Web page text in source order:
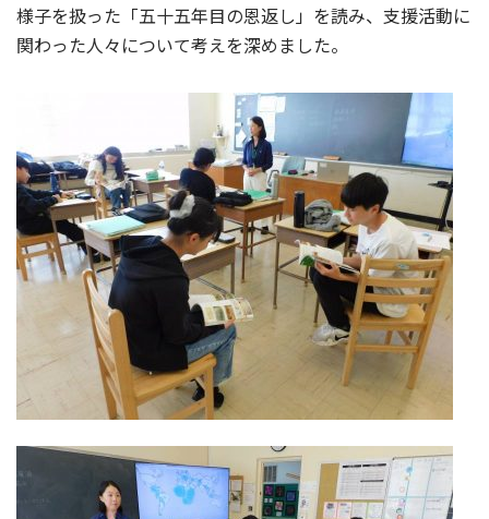
様子を扱った「五十五年目の恩返し」を読み、支援活動に
関わった人々について考えを深めました。